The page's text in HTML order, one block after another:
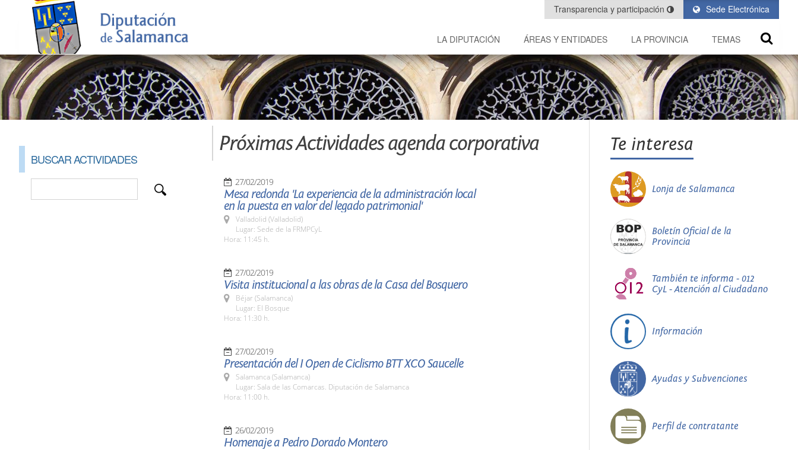
Sede Electrónica
Transparencia y participación
LA DIPUTACIÓN ÁREAS Y ENTIDADES LA PROVINCIA TEMAS
BUSCAR ACTIVIDADES
Próximas Actividades agenda corporativa
27/02/2019
Mesa redonda 'La experiencia de la administración local
en la puesta en valor del legado patrimonial'
Valladolid (Valladolid)
Lugar: Sede de la FRMPCyL
Hora: 11:45 h.
27/02/2019
Visita institucional a las obras de la Casa del Bosquero
Béjar (Salamanca)
Lugar: El Bosque
Hora: 11:30 h.
27/02/2019
Presentación del I Open de Ciclismo BTT XCO Saucelle
Salamanca (Salamanca)
Lugar: Sala de las Comarcas. Diputación de Salamanca
Hora: 11:00 h.
26/02/2019
Homenaje a Pedro Dorado Montero
Te interesa
Lonja de Salamanca
Boletín Oficial de la
Provincia
También te informa - 012
CyL - Atención al Ciudadano
Información
Ayudas y Subvenciones
Perfil de contratante